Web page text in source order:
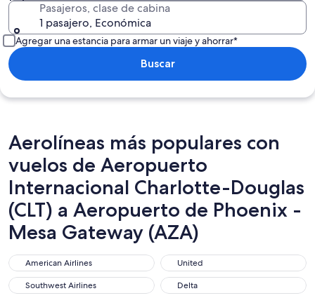
Pasajeros, clase de cabina
1 pasajero, Económica
Agregar una estancia para armar un viaje y ahorrar*
Buscar
Aerolíneas más populares con
vuelos de Aeropuerto
Internacional Charlotte-Douglas
(CLT) a Aeropuerto de Phoenix -
Mesa Gateway (AZA)
American Airlines
American Airlines United
United
Southwest Airlines
Southwest Airlines Delta
Delta